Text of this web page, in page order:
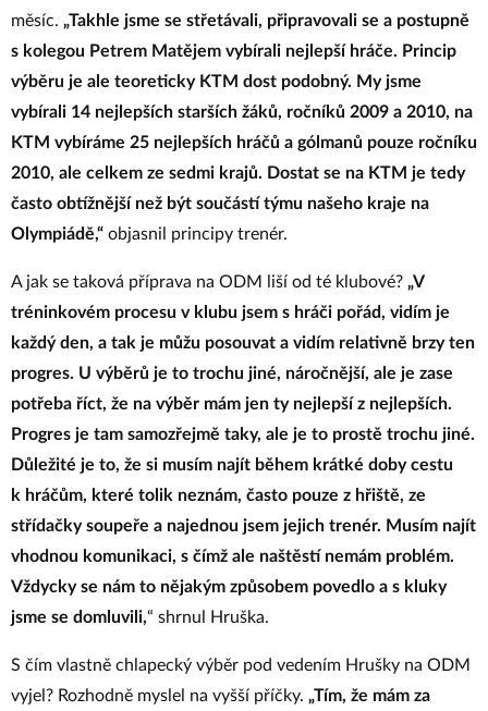
měsíc. „Takhle jsme se střetávali, připravovali se a postupně
s kolegou Petrem Matějem vybírali nejlepší hráče. Princip
výběru je ale teoreticky KTM dost podobný. My jsme
vybírali 14 nejlepších starších žáků, ročníků 2009 a 2010, na
KTM vybíráme 25 nejlepších hráčů a gólmanů pouze ročníku
2010, ale celkem ze sedmi krajů. Dostat se na KTM je tedy
často obtížnější než být součástí týmu našeho kraje na
Olympiádě,“ objasnil principy trenér.
A jak se taková příprava na ODM liší od té klubové? „V
tréninkovém procesu v klubu jsem s hráči pořád, vidím je
každý den, a tak je můžu posouvat a vidím relativně brzy ten
progres. U výběrů je to trochu jiné, náročnější, ale je zase
potřeba říct, že na výběr mám jen ty nejlepší z nejlepších.
Progres je tam samozřejmě taky, ale je to prostě trochu jiné.
Důležité je to, že si musím najít během krátké doby cestu
k hráčům, které tolik neznám, často pouze z hřiště, ze
střídačky soupeře a najednou jsem jejich trenér. Musím najít
vhodnou komunikaci, s čímž ale naštěstí nemám problém.
Vždycky se nám to nějakým způsobem povedlo a s kluky
jsme se domluvili,“ shrnul Hruška.
S čím vlastně chlapecký výběr pod vedením Hrušky na ODM
vyjel? Rozhodně myslel na vyšší příčky. „Tím, že mám za